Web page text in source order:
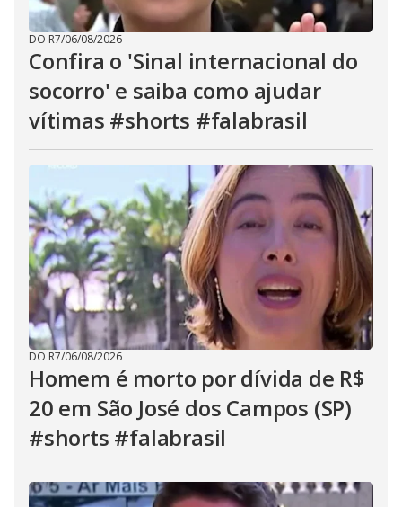
DO R7/06/08/2026
Confira o 'Sinal internacional do
socorro' e saiba como ajudar
vítimas #shorts #falabrasil
DO R7/06/08/2026
Homem é morto por dívida de R$
20 em São José dos Campos (SP)
#shorts #falabrasil